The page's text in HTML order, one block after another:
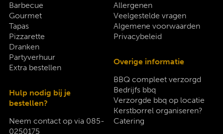
Barbecue
Gourmet
Tapas
Pizzarette
Dranken
Partyverhuur
Extra bestellen
Hulp nodig bij je
bestellen?
Neem contact op via 085-
0250175
Allergenen
Veelgestelde vragen
Algemene voorwaarden
Privacybeleid
Overige informatie
BBQ compleet verzorgd
Bedrijfs bbq
Verzorgde bbq op locatie
Kerstborrel organiseren?
Catering